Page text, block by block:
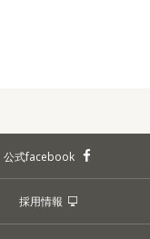
公式facebook
採用情報